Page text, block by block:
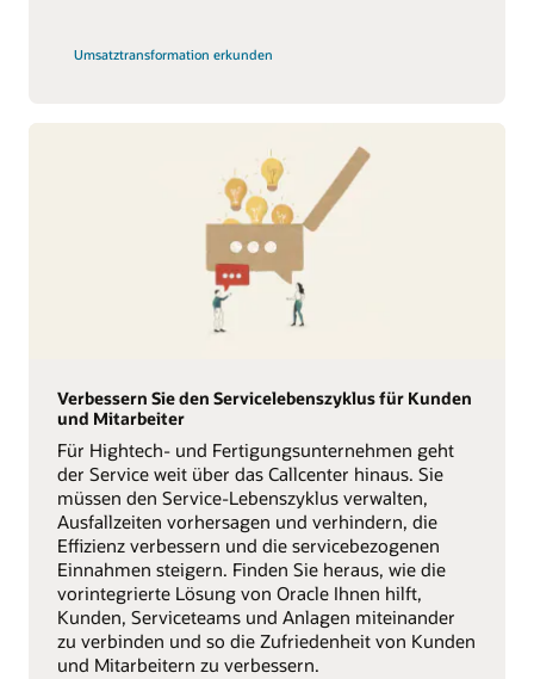
Umsatztransformation erkunden
Verbessern Sie den Servicelebenszyklus für Kunden
und Mitarbeiter
Für Hightech- und Fertigungsunternehmen geht
der Service weit über das Callcenter hinaus. Sie
müssen den Service-Lebenszyklus verwalten,
Ausfallzeiten vorhersagen und verhindern, die
Effizienz verbessern und die servicebezogenen
Einnahmen steigern. Finden Sie heraus, wie die
vorintegrierte Lösung von Oracle Ihnen hilft,
Kunden, Serviceteams und Anlagen miteinander
zu verbinden und so die Zufriedenheit von Kunden
und Mitarbeitern zu verbessern.